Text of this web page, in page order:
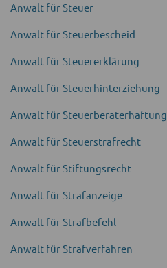
Anwalt für Steuer
Anwalt für Steuer­bescheid
Anwalt für Steuer­erklärung
Anwalt für Steuer­hinter­ziehung
Anwalt für Steuerberaterhaftung
Anwalt für Steuerstrafrecht
Anwalt für Stiftungs­recht
Anwalt für Straf­anzeige
Anwalt für Straf­befehl
Anwalt für Straf­verfahren